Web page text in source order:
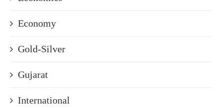
Economy
Gold-Silver
Gujarat
International